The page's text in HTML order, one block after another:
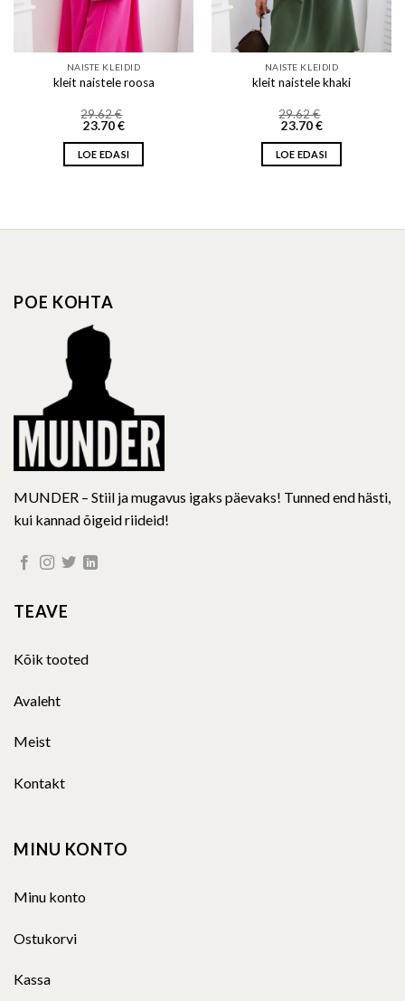
NAISTE KLEIDID
kleit naistele roosa
29.62€
23.70€
LOE EDASI
NAISTE KLEIDID
kleit naistele khaki
29.62€
23.70€
LOE EDASI
POE KOHTA
MUNDER – Stiil ja mugavus igaks päevaks! Tunned end hästi,
kui kannad õigeid riideid!
TEAVE
Kõik tooted
Avaleht
Meist
Kontakt
MINU KONTO
Minu konto
Ostukorvi
Kassa